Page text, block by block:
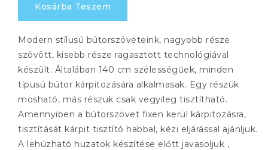
Kosárba Teszem
Modern stílusú bútorszöveteink, nagyobb része
szövött, kisebb része ragasztott technológiával
készült. Általában 140 cm szélességűek, minden
típusú bútor kárpitozására alkalmasak. Egy részük
mosható, más részük csak vegyileg tisztítható.
Amennyiben a bútorszövet fixen kerül kárpitozásra,
tisztítását kárpit tisztító habbal, kézi eljárással ajánljuk.
A lehúzható huzatok készítése előtt javasoljuk ,